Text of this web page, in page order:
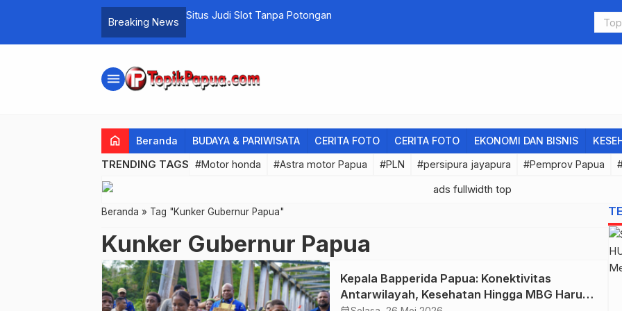
Breaking News
Situs Judi Slot Tanpa Potongan Dua
menu
home Beranda BUDAYA & PARIWISATA CERITA FOTO CERITA FOTO EKONOMI DAN BISNIS
TRENDING TAGS #Motor honda #Astra motor Papua #PLN #persipura jayapura #Pemprov Papua
Beranda » Tag "Kunker Gubernur Papua"
Kunker Gubernur Papua
Kepala Bapperida Papua: Konektivitas
Antarwilayah, Kesehatan Hingga MBG Harus